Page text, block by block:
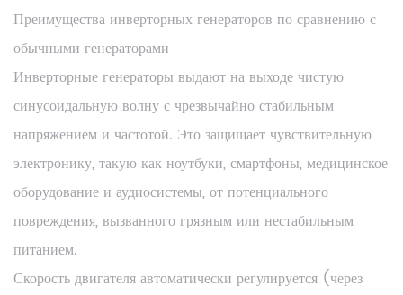
Преимущества инверторных генераторов по сравнению с
обычными генераторами
Инверторные генераторы выдают на выходе чистую
синусоидальную волну с чрезвычайно стабильным
напряжением и частотой. Это защищает чувствительную
электронику, такую ​​как ноутбуки, смартфоны, медицинское
оборудование и аудиосистемы, от потенциального
повреждения, вызванного грязным или нестабильным
питанием.
Скорость двигателя автоматически регулируется (через